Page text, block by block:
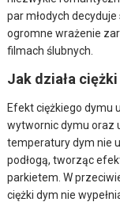
par młodych
ogromne wrażenie
filmach ślubnych.
Jak działa
Efekt ciężkiego dymu
wytwornic dymu oraz
temperatury dym nie
podłogą, tworząc
parkietem. W
ciężki dym nie